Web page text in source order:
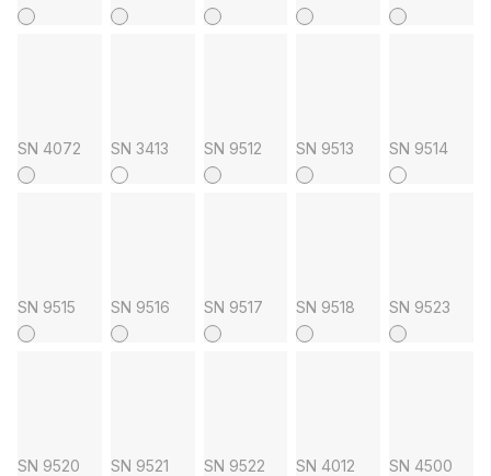
SN 4072 SN 3413 SN 9512 SN 9513 SN 9514
SN 9515 SN 9516 SN 9517 SN 9518 SN 9523
SN 9520 SN 9521 SN 9522 SN 4012 SN 4500